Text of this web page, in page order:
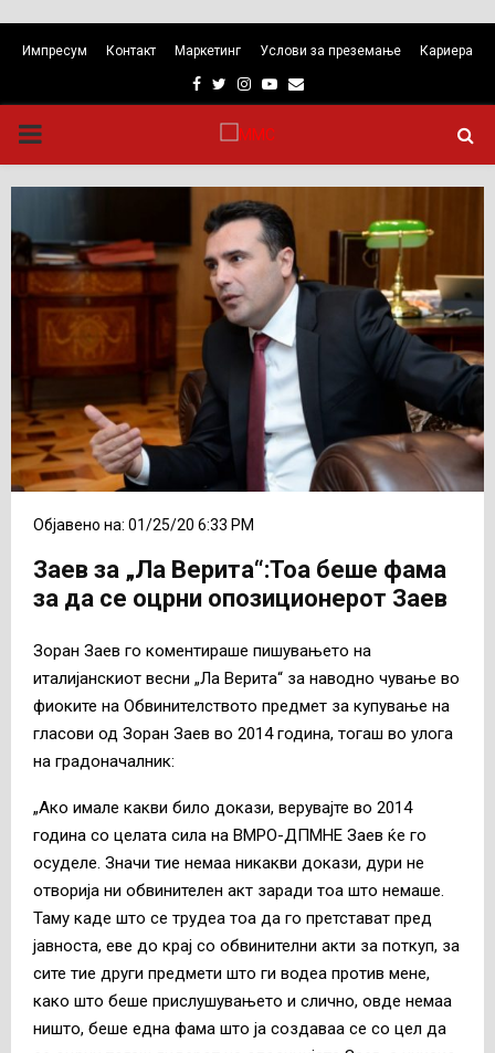
Импресум Контакт Маркетинг Услови за преземање Кариера
Facebook
TwitterInstagram
Youtube
Email
PRIMARY
MENU
Објавено на: 01/25/20 6:33 PM
Заев за „Ла Верита“:Тоа беше фама
за да се оцрни опозиционерот Заев
Зоран Заев го коментираше пишувањето на
италијанскиот весни „Ла Верита“ за наводно чување во
фиоките на Обвинителството предмет за купување на
гласови од Зоран Заев во 2014 година, тогаш во улога
на градоначалник:
„Ако имале какви било докази, верувајте во 2014
година со целата сила на ВМРО-ДПМНЕ Заев ќе го
осуделе. Значи тие немаа никакви докази, дури не
отворија ни обвинителен акт заради тоа што немаше.
Таму каде што се трудеа тоа да го претстават пред
јавноста, еве до крај со обвинителни акти за поткуп, за
сите тие други предмети што ги водеа против мене,
како што беше прислушувањето и слично, овде немаа
ништо, беше една фама што ја создаваа се со цел да